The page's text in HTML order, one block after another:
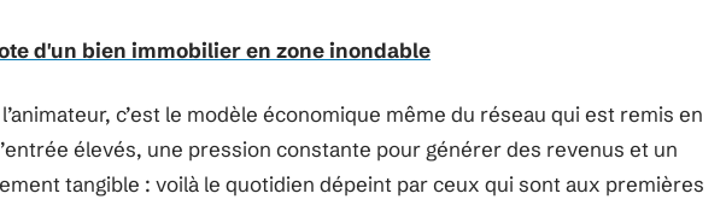
d'un bien immobilier en zone inondable
c’est le modèle économique même du réseau qui est remis en
élevés, une pression constante pour générer des revenus et un
tangible : voilà le quotidien dépeint par ceux qui sont aux premières